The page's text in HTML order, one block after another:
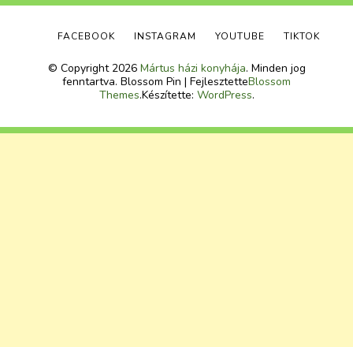
© Copyright 2026 Mártus házi konyhája. Minden jog
fenntartva. Blossom Pin | FejlesztetteBlossom
Themes.Készítette: WordPress.
FACEBOOK INSTAGRAM YOUTUBE TIKTOK